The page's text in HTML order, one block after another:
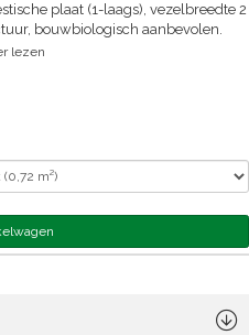
plaat (1-laags), vezelbreedte 2
bouwbiologisch aanbevolen.
lezen